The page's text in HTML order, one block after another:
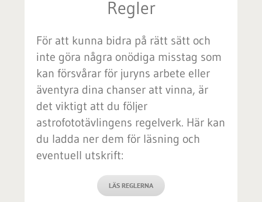
Regler
För att kunna bidra på rätt sätt och
inte göra några onödiga misstag som
kan försvårar för juryns arbete eller
äventyra dina chanser att vinna, är
det viktigt att du följer
astrofototävlingens regelverk. Här kan
du ladda ner dem för läsning och
eventuell utskrift:
LÄS REGLERNA